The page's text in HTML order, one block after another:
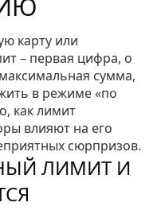
карту или
– первая цифра, о
сумма,
в режиме «по
как лимит
влияют на его
сюрпризов.
ЛИМИТ И